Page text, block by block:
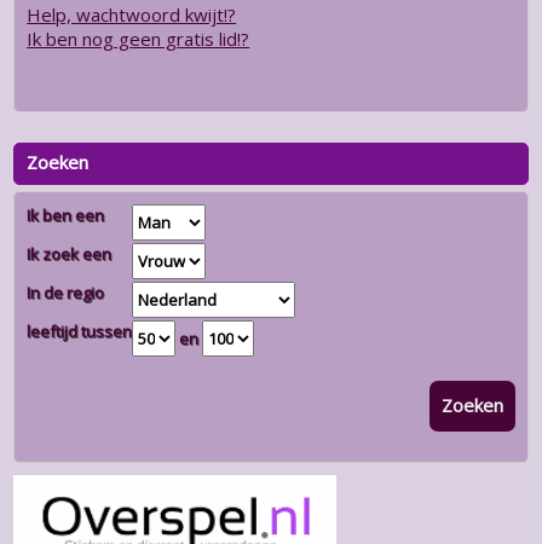
Help, wachtwoord kwijt!?
Ik ben nog geen gratis lid!?
Zoeken
Ik ben een
Ik zoek een
In de regio
leeftijd tussen
en
Zoeken